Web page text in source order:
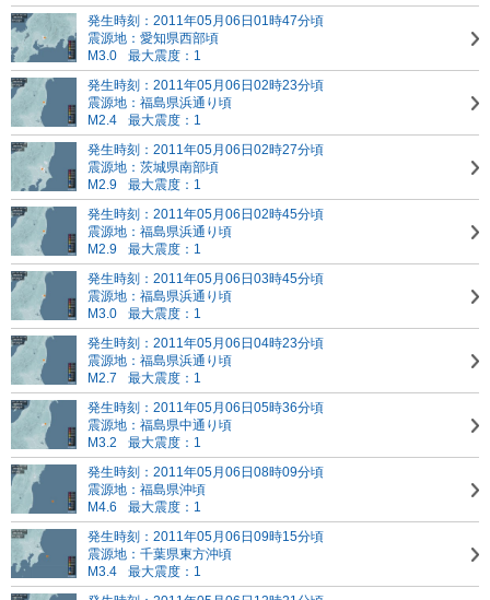
発生時刻：2011年05月06日01時47分頃
震源地：愛知県西部頃
M3.0
最大震度：1
発生時刻：2011年05月06日02時23分頃
震源地：福島県浜通り頃
M2.4
最大震度：1
発生時刻：2011年05月06日02時27分頃
震源地：茨城県南部頃
M2.9
最大震度：1
発生時刻：2011年05月06日02時45分頃
震源地：福島県浜通り頃
M2.9
最大震度：1
発生時刻：2011年05月06日03時45分頃
震源地：福島県浜通り頃
M3.0
最大震度：1
発生時刻：2011年05月06日04時23分頃
震源地：福島県浜通り頃
M2.7
最大震度：1
発生時刻：2011年05月06日05時36分頃
震源地：福島県中通り頃
M3.2
最大震度：1
発生時刻：2011年05月06日08時09分頃
震源地：福島県沖頃
M4.6
最大震度：1
発生時刻：2011年05月06日09時15分頃
震源地：千葉県東方沖頃
M3.4
最大震度：1